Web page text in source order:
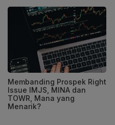
Membanding Prospek Right
Issue IMJS, MINA dan
TOWR, Mana yang
Menarik?